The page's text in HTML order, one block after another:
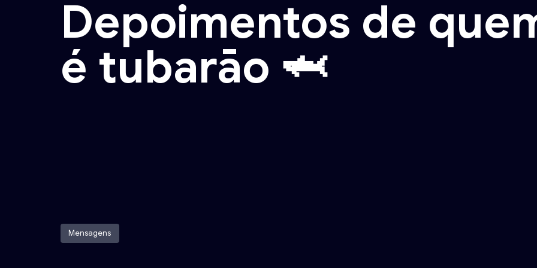
Depoimentos de
é tubarāo 🦈
Mensagens